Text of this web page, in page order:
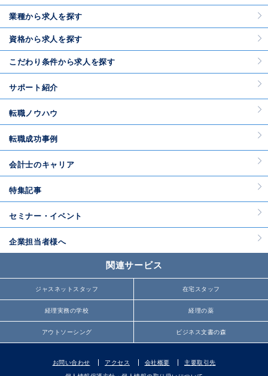
業種から求人を探す
資格から求人を探す
こだわり条件から求人を探す
サポート紹介
転職ノウハウ
転職成功事例
会計士のキャリア
特集記事
セミナー・イベント
企業担当者様へ
関連サービス
ジャスネットスタッフ 在宅スタッフ
経理実務の学校 経理の薬
アウトソーシング ビジネス文書の森
お問い合わせ アクセス 会社概要 主要取引先